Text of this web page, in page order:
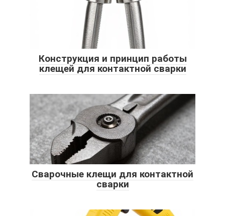
Конструкция и принцип работы
клещей для контактной сварки
Сварочные клещи для контактной
сварки